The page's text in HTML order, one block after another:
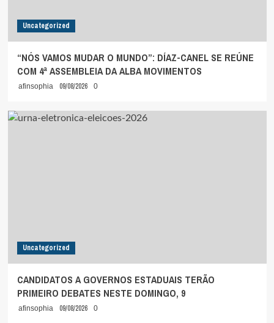
Uncategorized
“NÓS VAMOS MUDAR O MUNDO”: DÍAZ-CANEL SE REÚNE
COM 4ª ASSEMBLEIA DA ALBA MOVIMENTOS
afinsophia 09/08/2026 0
Uncategorized
CANDIDATOS A GOVERNOS ESTADUAIS TERÃO
PRIMEIRO DEBATES NESTE DOMINGO, 9
afinsophia 09/08/2026 0